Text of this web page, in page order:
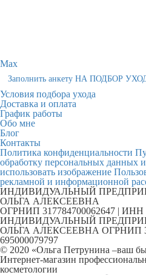
Max
Заполнить анкету НА ПОДБОР
Условия подбора ухода
Доставка и оплата
График работы
Обо мне
Блог
Контакты
Политика конфиденциальности
обработку персональных данных
использовать изображение
рекламной и информационной
ИНДИВИДУАЛЬНЫЙ
ОЛЬГА АЛЕКСЕЕВНА
ОГРНИП 317784700062647 | ИНН
ИНДИВИДУАЛЬНЫЙ
ОЛЬГА АЛЕКСЕЕВНА ОГРНИП
695000079797
© 2020 «Ольга Петрунина –ваш
Интернет-магазин
косметологии